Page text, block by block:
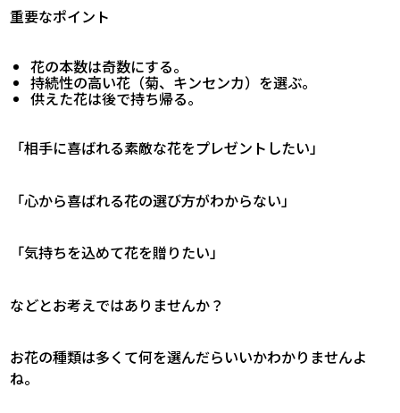
重要なポイント
花の本数は奇数にする。
持続性の高い花（菊、キンセンカ）を選ぶ。
供えた花は後で持ち帰る。
「相手に喜ばれる素敵な花をプレゼントしたい」
「心から喜ばれる花の選び方がわからない」
「気持ちを込めて花を贈りたい」
などとお考えではありませんか？
お花の種類は多くて何を選んだらいいかわかりませんよ
ね。